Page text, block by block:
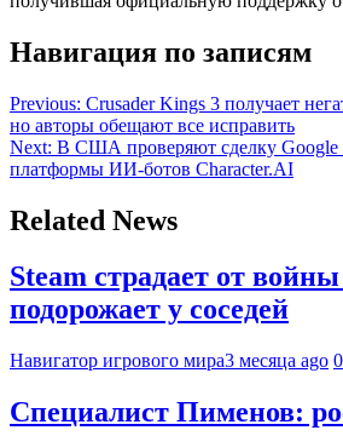
Навигация по записям
Previous: Crusader Kings 3 получает
но авторы обещают все исправить
Next: В США проверяют сделку Google
платформы ИИ-ботов Character.AI
Related News
Steam страдает от
подорожает у соседей
Навигатор игрового мира3 месяца ago 0
Специалист Пименов: